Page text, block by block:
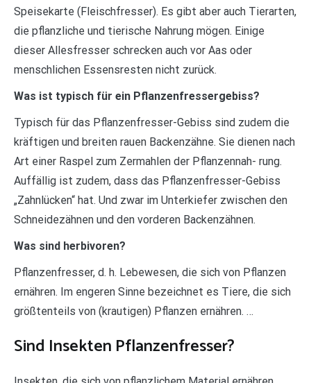
Speisekarte (Fleischfresser). Es gibt aber auch Tierarten,
die pflanzliche und tierische Nahrung mögen. Einige
dieser Allesfresser schrecken auch vor Aas oder
menschlichen Essensresten nicht zurück.
Was ist typisch für ein Pflanzenfressergebiss?
Typisch für das Pflanzenfresser-Gebiss sind zudem die
kräftigen und breiten rauen Backenzähne. Sie dienen nach
Art einer Raspel zum Zermahlen der Pflanzennah- rung.
Auffällig ist zudem, dass das Pflanzenfresser-Gebiss
„Zahnlücken“ hat. Und zwar im Unterkiefer zwischen den
Schneidezähnen und den vorderen Backenzähnen.
Was sind herbivoren?
Pflanzenfresser, d. h. Lebewesen, die sich von Pflanzen
ernähren. Im engeren Sinne bezeichnet es Tiere, die sich
größtenteils von (krautigen) Pflanzen ernähren. …
Sind Insekten Pflanzenfresser?